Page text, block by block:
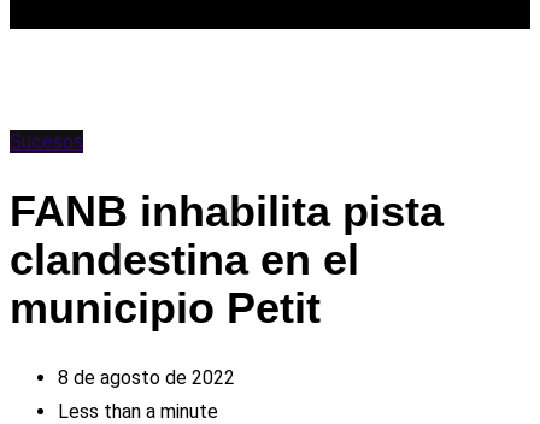
Sucesos
FANB inhabilita pista
clandestina en el
municipio Petit
8 de agosto de 2022
Less than a minute